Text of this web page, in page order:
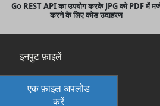
Go REST API का उपयोग करके JPG को PDF में
करने के लिए कोड उदाहरण
इनपुट फ़ाइलें
एक फ़ाइल अपलोड
करें